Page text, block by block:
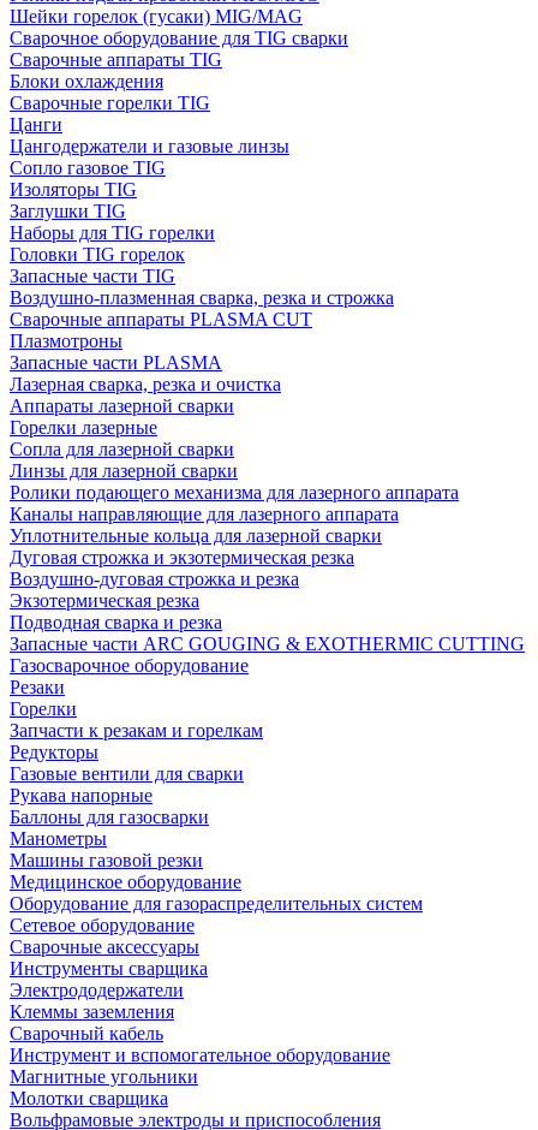
Шейки горелок (гусаки) MIG/MAG
Сварочное оборудование для TIG сварки
Сварочные аппараты TIG
Блоки охлаждения
Сварочные горелки TIG
Цанги
Цангодержатели и газовые линзы
Сопло газовое TIG
Изоляторы TIG
Заглушки TIG
Наборы для TIG горелки
Головки TIG горелок
Запасные части TIG
Воздушно-плазменная сварка, резка и строжка
Сварочные аппараты PLASMA CUT
Плазмотроны
Запасные части PLASMA
Лазерная сварка, резка и очистка
Аппараты лазерной сварки
Горелки лазерные
Сопла для лазерной сварки
Линзы для лазерной сварки
Ролики подающего механизма для лазерного аппарата
Каналы направляющие для лазерного аппарата
Уплотнительные кольца для лазерной сварки
Дуговая строжка и экзотермическая резка
Воздушно-дуговая строжка и резка
Экзотермическая резка
Подводная сварка и резка
Запасные части ARC GOUGING & EXOTHERMIC CUTTING
Газосварочное оборудование
Резаки
Горелки
Запчасти к резакам и горелкам
Редукторы
Газовые вентили для сварки
Рукава напорные
Баллоны для газосварки
Манометры
Машины газовой резки
Медицинское оборудование
Оборудование для газораспределительных систем
Сетевое оборудование
Сварочные аксессуары
Инструменты сварщика
Электрододержатели
Клеммы заземления
Сварочный кабель
Инструмент и вспомогательное оборудование
Магнитные угольники
Молотки сварщика
Вольфрамовые электроды и приспособления